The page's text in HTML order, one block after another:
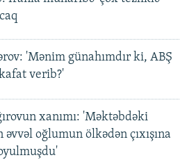
'Mənim günahımdır ki, ABŞ
verib?'
xanımı: 'Məktəbdəki
əvvəl oğlumun ölkədən çıxışına